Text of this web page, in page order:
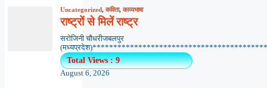
Uncategorized,कविता,काव्यभाषा
राष्ट्रों से मिलें राष्ट्र
सरोजिनी चौधरीजबलपुर
Total Views : 9
August 6, 2026